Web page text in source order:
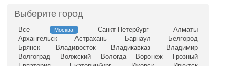
Выберите город
Все Москва Санкт-Петербург
Алматы
Архангельск
Астрахань Барнаул
Белгород
Брянск
Владивосток Владикавказ
Владимир
Волгоград
Волжский Вологда Воронеж
Грозный